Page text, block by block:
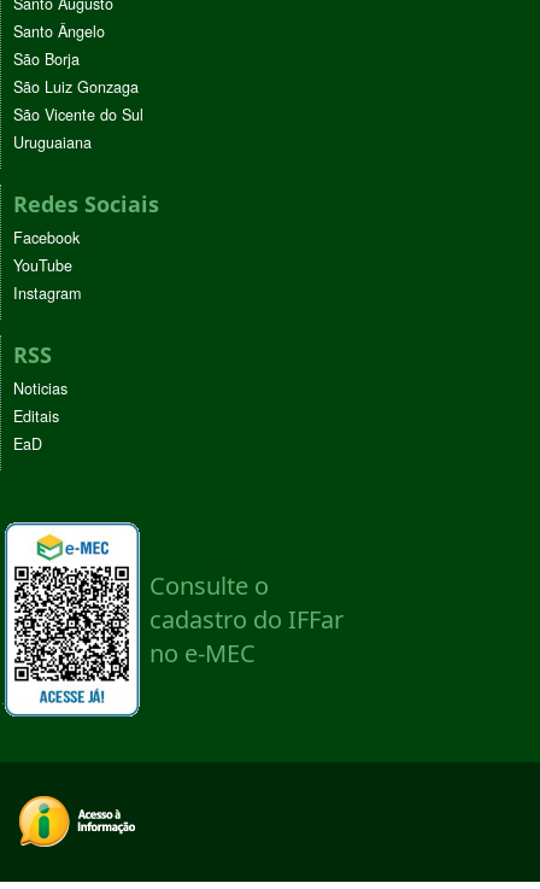
Santo Ângelo
São Borja
São Luiz Gonzaga
São Vicente do Sul
Uruguaiana
Redes Sociais
Facebook
YouTube
Instagram
RSS
Noticias
Editais
EaD